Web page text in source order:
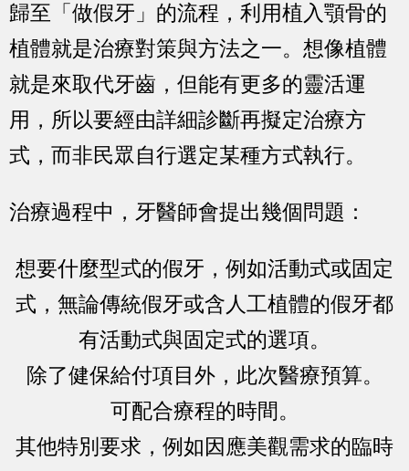
歸至「做假牙」的流程，利用植入顎骨的
植體就是治療對策與方法之一。想像植體
就是來取代牙齒，但能有更多的靈活運
用，所以要經由詳細診斷再擬定治療方
式，而非民眾自行選定某種方式執行。
治療過程中，牙醫師會提出幾個問題：
想要什麼型式的假牙，例如活動式或固定
式，無論傳統假牙或含人工植體的假牙都
有活動式與固定式的選項。
除了健保給付項目外，此次醫療預算。
可配合療程的時間。
其他特別要求，例如因應美觀需求的臨時